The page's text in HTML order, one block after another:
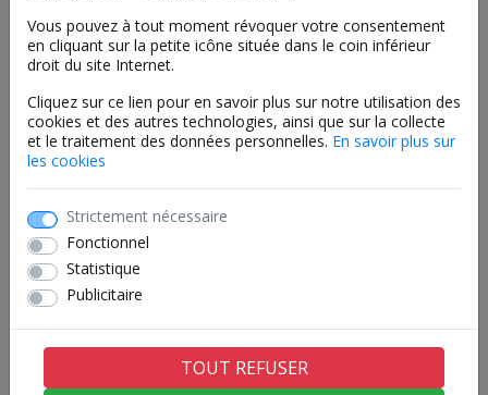
Vous pouvez à tout moment révoquer votre consentement
en cliquant sur la petite icône située dans le coin inférieur
droit du site Internet.
Cliquez sur ce lien pour en savoir plus sur notre utilisation des
cookies et des autres technologies, ainsi que sur la collecte
et le traitement des données personnelles. En savoir plus sur
les cookies
Strictement nécessaire
Fonctionnel
Statistique
Publicitaire
TOUT REFUSER
17
18 19 20 21 22
23
24
25
31
1 2 3 4 5 6